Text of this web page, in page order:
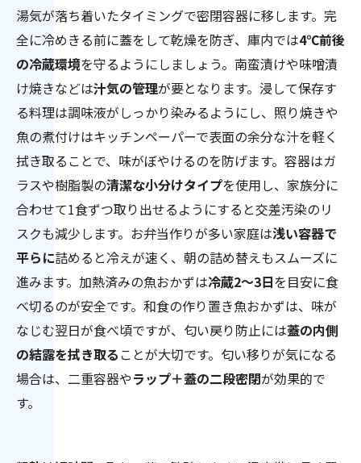
湯気が落ち着いたタイミングで密閉容器に移します。完
全に冷めきる前に蓋をして乾燥を防ぎ、庫内では4℃前後
の冷蔵環境を守るようにしましょう。南蛮漬けや味噌漬
け焼きなどは汁気の管理が要となります。浸して保存す
る料理は調味液がしっかり染みるようにし、照り焼きや
魚の煮付けはキッチンペーパーで表面の余分な汁を軽く
拭き取ることで、味がぼやけるのを防げます。容器はガ
ラスや樹脂製の清潔な小分けタイプを使用し、家族分に
合わせて1食ずつ取り出せるようにすると交差汚染のリ
スクも減少します。お弁当作りが多い家庭は浅い容器で
平らに詰めると冷えが速く、朝の詰め替えもスムーズに
進みます。加熱済みの魚おかずは冷蔵2〜3日を目安に食
べ切るのが安全です。和食の作り置き魚おかずは、味が
なじむ翌日が食べ頃ですが、匂い戻り防止には蓋の内側
の結露を拭き取る ことが大切です。匂い移りが気になる
場合は、二重容器やラップ＋蓋の二段密閉が効果的で
す。